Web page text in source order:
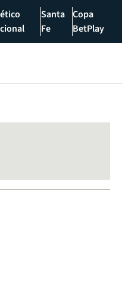
Santa
Fe
Copa
BetPlay